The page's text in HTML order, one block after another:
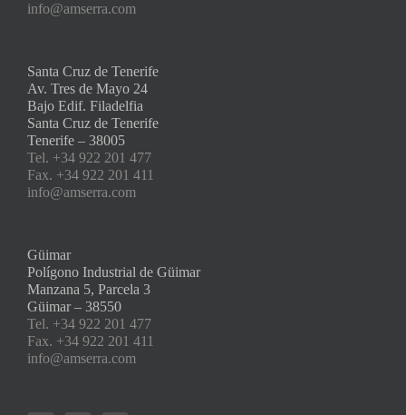
info@amserra.com
Santa Cruz de Tenerife
Av. Tres de Mayo 24
Bajo Edif. Filadelfia
Santa Cruz de Tenerife
Tenerife – 38005
Tel. +34 922 201 477
Fax. +34 922 201 411
info@amserra.com
Güimar
Polígono Industrial de Güimar
Manzana 5, Parcela 3
Güimar – 38550
Tel. +34 922 201 477
Fax. +34 922 201 411
info@amserra.com